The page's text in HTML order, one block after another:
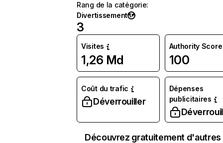
Rang de la catégorie:
Divertissement
3
Visites
1,26 Md
Authority Score
100
Coût du trafic
Déverrouiller
Dépenses
publicitaires
Découvrez gratuitement d'autres